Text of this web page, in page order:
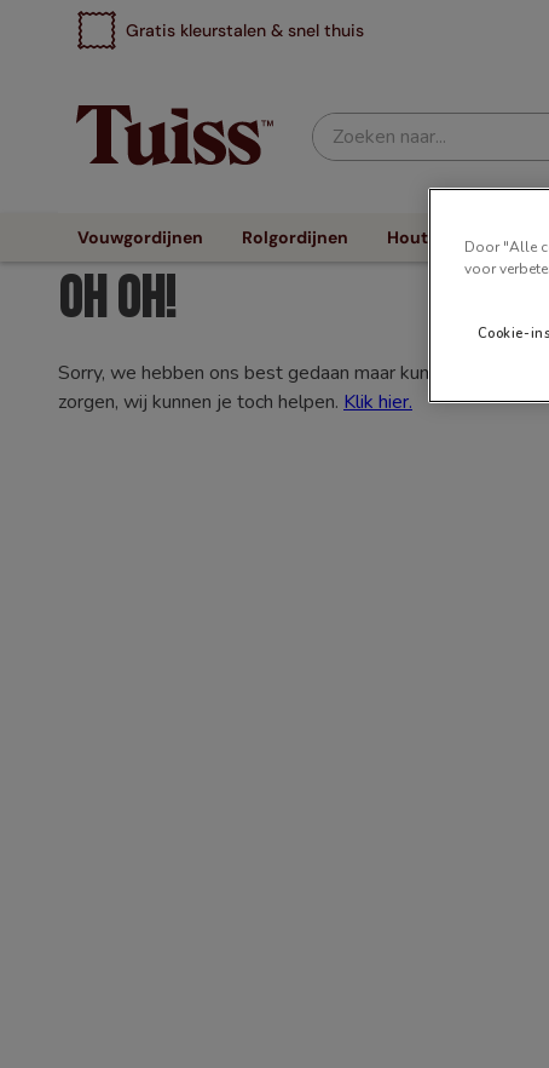
Gratis kleurstalen & snel thuis
Zoeken naar...
Vouwgordijnen Rolgordijnen Houten Jaloezieën
Oh oh!
Sorry, we hebben ons best gedaan maar kunnen niet
zorgen, wij kunnen je toch helpen. Klik hier.
Door "Alle
voor
Cookie-